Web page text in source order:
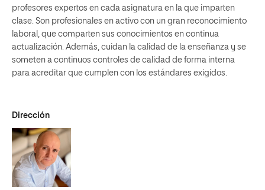
profesores expertos en cada asignatura en la que imparten
clase. Son profesionales en activo con un gran reconocimiento
laboral, que comparten sus conocimientos en continua
actualización. Además, cuidan la calidad de la enseñanza y se
someten a continuos controles de calidad de forma interna
para acreditar que cumplen con los estándares exigidos.
Dirección